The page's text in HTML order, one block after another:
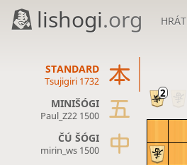
lishogi.org HRÁT
STANDARD
Tsujigiri 1732
MINIŠÓGI
Paul_Z22 1500
ČÚ ŠÓGI
mirin_ws 1500